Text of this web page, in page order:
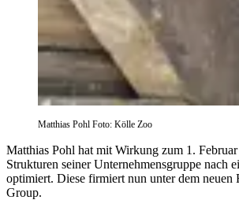
Matthias Pohl Foto: Kölle Zoo
Matthias Pohl hat mit Wirkung zum 1.
Strukturen seiner Unternehmensgruppe nach
optimiert. Diese firmiert nun unter dem neuen
Group.